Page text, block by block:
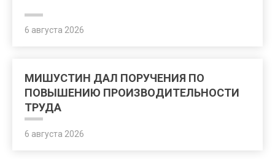
6 августа 2026
МИШУСТИН ДАЛ ПОРУЧЕНИЯ ПО
ПОВЫШЕНИЮ ПРОИЗВОДИТЕЛЬНОСТИ
ТРУДА
6 августа 2026